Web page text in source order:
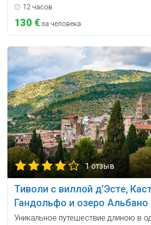
12 часов
130 €за человека
1 отзыв
Тиволи с виллой д’Эсте,
Гандольфо и озеро Альбано
Уникальное путешествие длиною в